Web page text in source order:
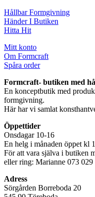
Hållbar Formgivning
Händer I Butiken
Hitta Hit
Mitt konto
Om Formcraft
Spåra order
Formcraft- butiken med
En konceptbutik med
formgivning.
Här har vi samlat
Öppettider
Onsdagar 10-16
En helg i månaden öppet kl
För att vara själva i butiken
eller ring: Marianne 073 029
Adress
Sörgården Borreboda 20